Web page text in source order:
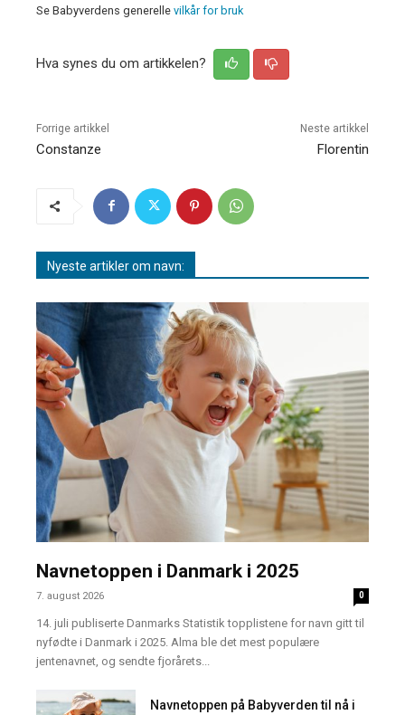
Se Babyverdens generelle vilkår for bruk
Hva synes du om artikkelen?
Forrige artikkel
Constanze
Neste artikkel
Florentin
Nyeste artikler om navn:
Navnetoppen i Danmark i 2025
7. august 2026 0
14. juli publiserte Danmarks Statistik topplistene for navn gitt til
nyfødte i Danmark i 2025. Alma ble det mest populære
jentenavnet, og sendte fjorårets...
Navnetoppen på Babyverden til nå i